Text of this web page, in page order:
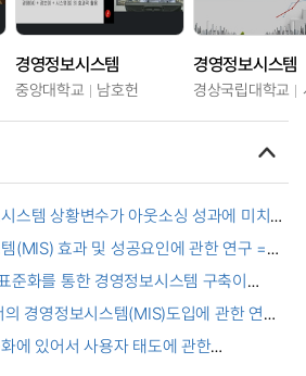
경영정보시스템
중앙대학교 남호헌
경영정보시스템
경상국립대학교
스템 상황변수가 아웃소싱 성과에 미치는
of the Situational Variables in the
System of Restaurant
Results
(MIS) 효과 및 성공요인에 관한 연구 =
Factors and Effects of Mis in
화를 통한 경영정보시스템 구축이
는 사례 연구 : ERP도입 중소제조기업을
on the Effect of Manufacturing
Information system
Process Reengineering:Focus on
경영정보시스템(MIS)도입에 관한 연구
에 있어서 사용자 태도에 관한